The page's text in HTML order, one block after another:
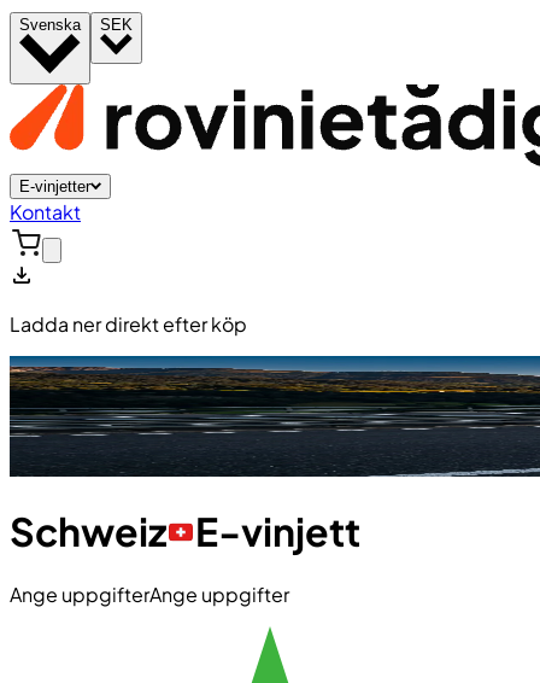
Svenska SEK
E-vinjetter
Kontakt
Ladda ner direkt efter köp
Schweiz E-vinjett
Ange uppgifterAnge uppgifter